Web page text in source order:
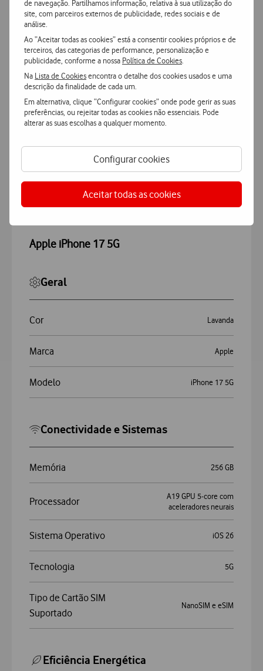
de navegação. Partilhamos informação, relativa à sua utilização do
site, com parceiros externos de publicidade, redes sociais e de
análise.
Ao “Aceitar todas as cookies” está a consentir cookies próprios e de
terceiros, das categorias de performance, personalização e
publicidade, conforme a nossa Política de Cookies
Na Lista de Cookiesencontra o detalhe dos cookies usados e uma
descrição da finalidade de cada um.
Em alternativa, clique “Configurar cookies” onde pode gerir as suas
preferências, ou rejeitar todas as cookies não essenciais. Pode
alterar as suas escolhas a qualquer momento.
Configurar cookies
Aceitar todas as cookies
Ver mais
Accordeon
Mais Características
Apple iPhone 17 5G
Geral
Cor Lavanda
Marca Apple
Modelo iPhone 17 5G
Conectividade e Sistemas
Memória 256 GB
Processador
A19 GPU 5‑core com
aceleradores neurais
Sistema Operativo iOS 26
Tecnologia 5G
Tipo de Cartão SIM
Suportado
NanoSIM e eSIM
Eficiência Energética